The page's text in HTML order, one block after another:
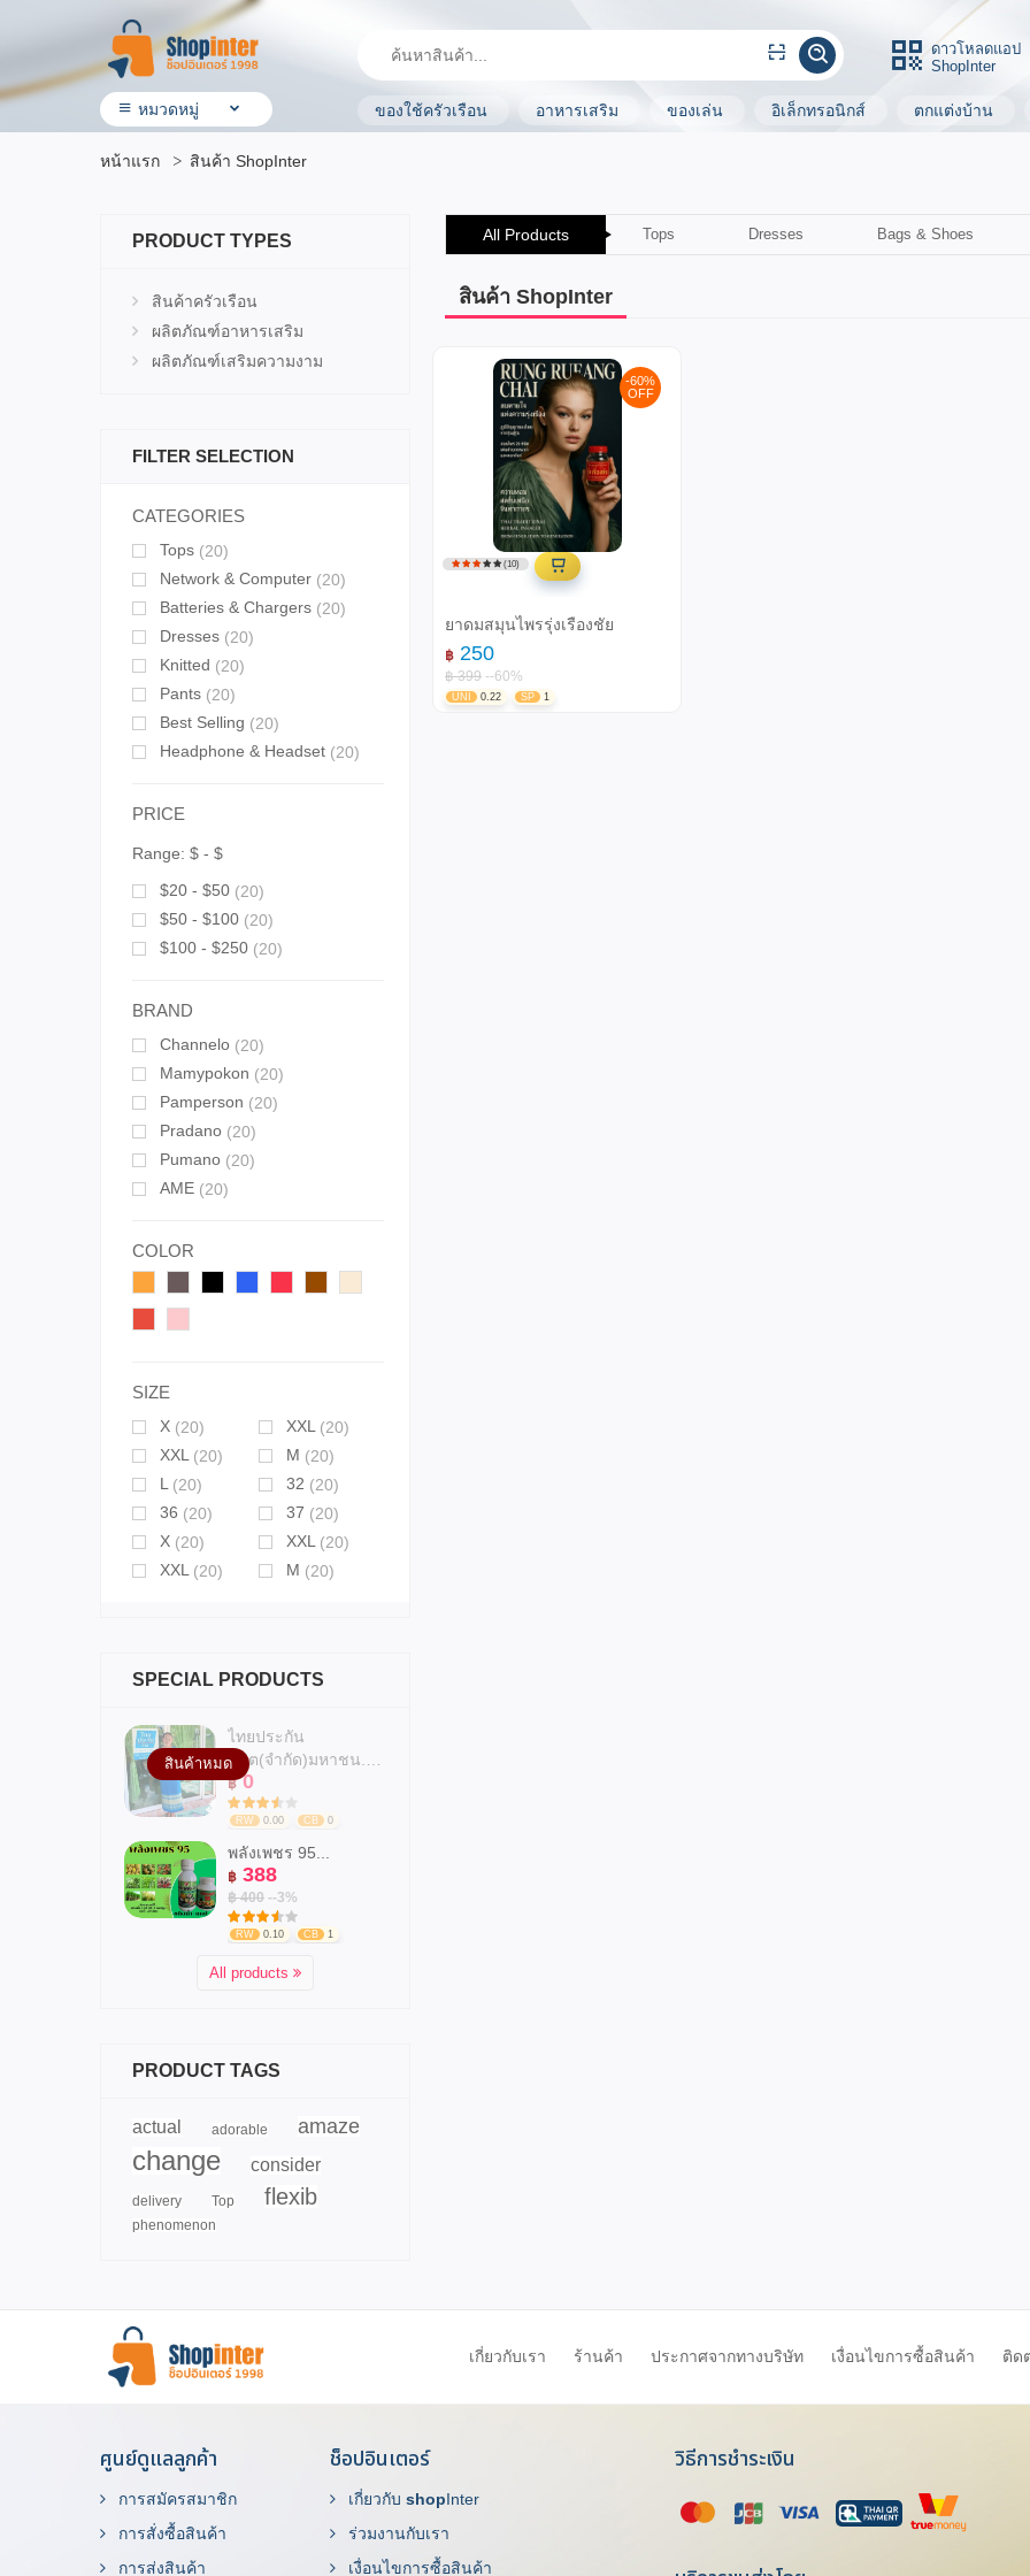
ดาวโหลดแอป
ShopInter
หมวดหมู่
• โรงแรมและบริการ
• ผลิตภัณฑ์ทางการเกษตร
• OTOP ผลิตภัณฑ์คุณภาพ
• เครื่องใช้ ไฟฟ้า
• สุขภาพและความงาม
• แฟชั่น เครื่องประดับ
• ยานยนต์ & อุปกรณ์เสริม
ของใช้ครัวเรือน อาหารเสริม ของเล่น อิเล็กทรอนิกส์ ตกแต่งบ้าน
หน้าแรก สินค้า ShopInter
All Products Tops Dresses Bags & Shoes
สินค้า ShopInter
(10)
-60%
OFF
ยาดมสมุนไพรรุ่งเรืองชัย
฿ 250
฿ 399 --60%
UNI 0.22 SP 1
PRODUCT TYPES
สินค้าครัวเรือน
ผลิตภัณฑ์อาหารเสริม
ผลิตภัณฑ์เสริมความงาม
FILTER SELECTION
CATEGORIES
Tops (20)
Network & Computer (20)
Batteries & Chargers (20)
Dresses (20)
Knitted (20)
Pants (20)
Best Selling (20)
Headphone & Headset (20)
PRICE
Range: $ - $
$20 - $50 (20)
$50 - $100 (20)
$100 - $250 (20)
BRAND
Channelo (20)
Mamypokon (20)
Pamperson (20)
Pradano (20)
Pumano (20)
AME (20)
COLOR
SIZE
X (20) XXL (20)
XXL (20) M (20)
L (20) 32 (20)
36 (20) 37 (20)
X (20) XXL (20)
XXL (20) M (20)
SPECIAL PRODUCTS
สินค้าหมด
ไทยประกัน
฿ 0
RW 0.00 CB 0
พลังเพชร 95...
฿ 388
฿ 400 --3%
RW 0.10 CB 1
All products
PRODUCT TAGS
actual adorable amaze
change consider
delivery Top flexib
phenomenon
เกี่ยวกับเรา ร้านค้า ประกาศจากทางบริษัท เงื่อนไขการซื้อสินค้า ติด
ศูนย์ดูแลลูกค้า
การสมัครสมาชิก
การสั่งซื้อสินค้า
การส่งสินค้า
ช็อปอินเตอร์
เกี่ยวกับ shopInter
ร่วมงานกับเรา
เงื่อนไขการซื้อสินค้า
วิธีการชำระเงิน